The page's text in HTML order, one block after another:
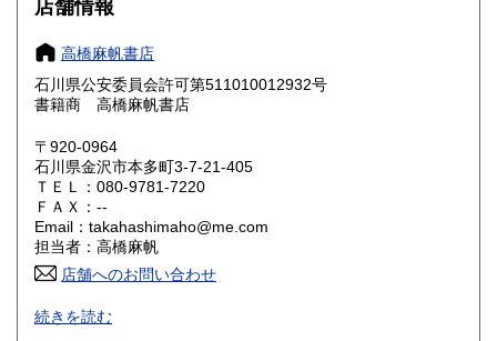
奈良県
鳥取県 600円 島根県
岡山県
山口県 600円
香川県 600円
高知県 600円
佐賀県
店舗情報
高橋麻帆書店
石川県公安委員会許可第511010012932号
書籍商 高橋麻帆書店
〒920-0964
石川県金沢市本多町3-7-21-405
ＴＥＬ：080-9781-7220
ＦＡＸ：--
Email：takahashimaho@me.com
担当者：高橋麻帆
店舗へのお問い合わせ
ドイツ・オーストリアを中心とする西洋の文化とその受容に
かかわる古書籍、 文学、哲学、芸術、書誌、博物誌、地誌学
続きを読む